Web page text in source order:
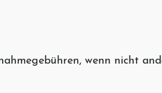
wenn nicht